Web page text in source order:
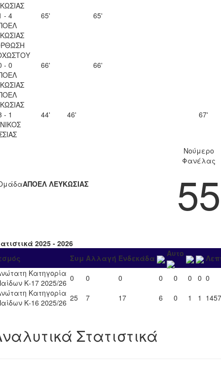
- 4
65' 65'
- 0
66' 66'
- 1
44' 46' 67'
ΑΠΟΕΛ ΛΕΥΚΩΣΙΑΣ
Νούμερο
Φανέλας
55
2025 - 2026
Συμ Αλλαγή Ενδεκάδα Αυτο
Κατηγορία
Κ-17 2025/26 0 0 0 0 0 0 0 0
Κατηγορία
Κ-16 2025/26 25 7 17 6 0 1 1 1457
Στατιστικά